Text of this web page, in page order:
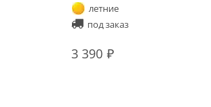
летние
под заказ
3 390